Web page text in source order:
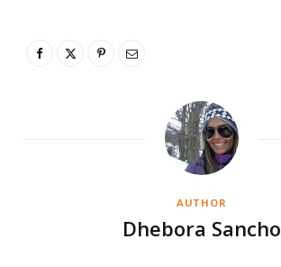
AUTHOR
Dhebora Sancho